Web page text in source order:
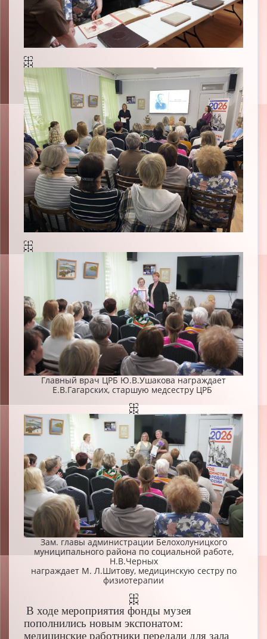
Главный врач ЦРБ Ю.В.Ушакова награждает
Е.В.Гагарских, старшую медсестру ЦРБ
Зам. главы администрации Белохолуницкого
муниципального района по социальной работе,
Н.В.Черных
награждает М. Л.Шитову, медицинскую сестру по
физиотерапии
В ходе мероприятия фонды музея
пополнились новым экспонатом:
медицинские работники передали для зала